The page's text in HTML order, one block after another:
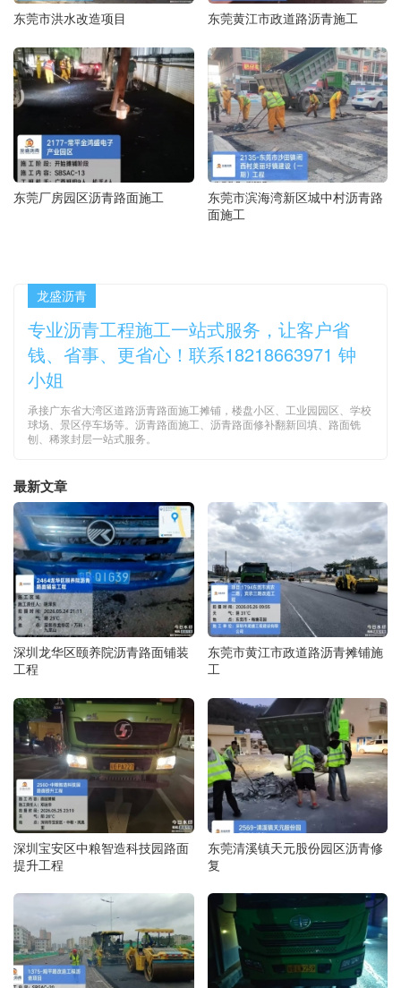
东莞市洪水改造项目 东莞黄江市政道路沥青施工
东莞厂房园区沥青路面施工
东莞市滨海湾新区城中村沥青路
面施工
龙盛沥青
专业沥青工程施工一站式服务，让客户省
钱、省事、更省心！联系18218663971 钟
小姐
承接广东省大湾区道路沥青路面施工摊铺，楼盘小区、工业园园区、学校
球场、景区停车场等。沥青路面施工、沥青路面修补翻新回填、路面铣
刨、稀浆封层一站式服务。
最新文章
深圳龙华区颐养院沥青路面铺装
工程
东莞市黄江市政道路沥青摊铺施
工
深圳宝安区中粮智造科技园路面
提升工程
东莞清溪镇天元股份园区沥青修
复